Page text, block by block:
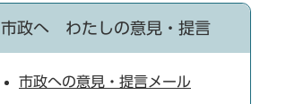
市政へ わたしの意見・提言
市政への意見・提言メール